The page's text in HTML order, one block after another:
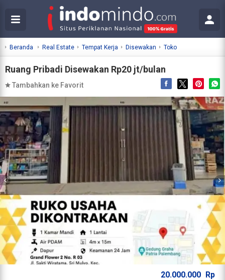
Beranda Real Estate Tempat Kerja Disewakan Toko
Ruang Pribadi Disewakan Rp20 jt/bulan
Tambahkan ke Favorit
20.000.000 Rp